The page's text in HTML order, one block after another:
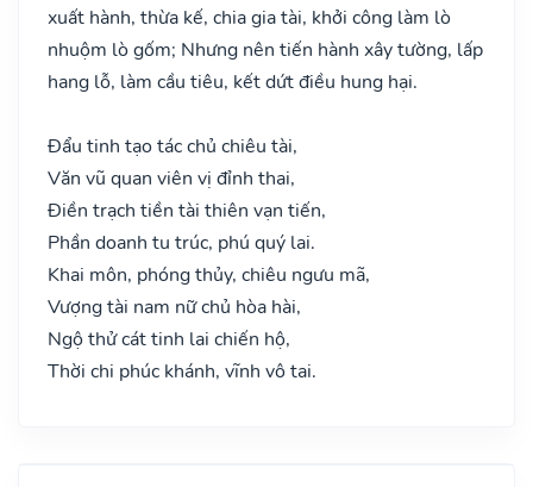
xuất hành, thừa kế, chia gia tài, khởi công làm lò
nhuộm lò gốm; Nhưng nên tiến hành xây tường, lấp
hang lỗ, làm cầu tiêu, kết dứt điều hung hại.
Đẩu tinh tạo tác chủ chiêu tài,
Văn vũ quan viên vị đỉnh thai,
Điền trạch tiền tài thiên vạn tiến,
Phần doanh tu trúc, phú quý lai.
Khai môn, phóng thủy, chiêu ngưu mã,
Vượng tài nam nữ chủ hòa hài,
Ngộ thử cát tinh lai chiến hộ,
Thời chi phúc khánh, vĩnh vô tai.